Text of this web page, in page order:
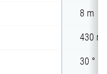
8 m
430
30 °